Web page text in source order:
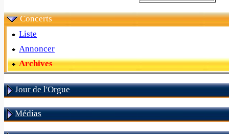
Concerts
Liste
Annoncer
Archives
Jour de l'Orgue
Médias